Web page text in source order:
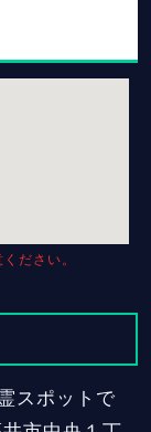
ださい。
スポットで